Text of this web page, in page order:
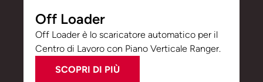
Off Loader
Off Loader è lo scaricatore automatico per il
Centro di Lavoro con Piano Verticale Ranger.
SCOPRI DI PIÙ